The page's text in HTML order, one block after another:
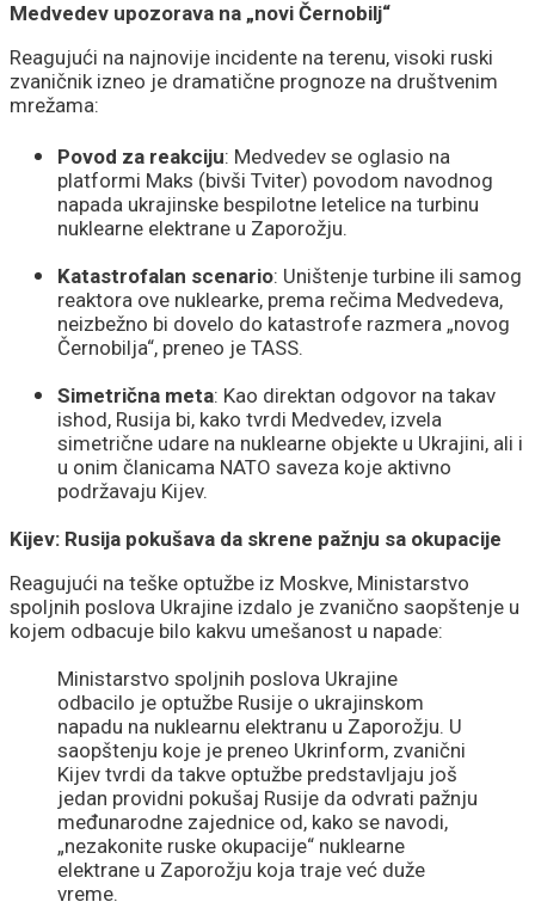
Medvedev upozorava na „novi Černobilj“
Reagujući na najnovije incidente na terenu, visoki ruski
zvaničnik izneo je dramatične prognoze na društvenim
mrežama:
Povod za reakciju: Medvedev se oglasio na
platformi Maks (bivši Tviter) povodom navodnog
napada ukrajinske bespilotne letelice na turbinu
nuklearne elektrane u Zaporožju.
Katastrofalan scenario: Uništenje turbine ili samog
reaktora ove nuklearke, prema rečima Medvedeva,
neizbežno bi dovelo do katastrofe razmera „novog
Černobilja“, preneo je TASS.
Simetrična meta: Kao direktan odgovor na takav
ishod, Rusija bi, kako tvrdi Medvedev, izvela
simetrične udare na nuklearne objekte u Ukrajini, ali i
u onim članicama NATO saveza koje aktivno
podržavaju Kijev.
Kijev: Rusija pokušava da skrene pažnju sa okupacije
Reagujući na teške optužbe iz Moskve, Ministarstvo
spoljnih poslova Ukrajine izdalo je zvanično saopštenje u
kojem odbacuje bilo kakvu umešanost u napade:
Ministarstvo spoljnih poslova Ukrajine
odbacilo je optužbe Rusije o ukrajinskom
napadu na nuklearnu elektranu u Zaporožju. U
saopštenju koje je preneo Ukrinform, zvanični
Kijev tvrdi da takve optužbe predstavljaju još
jedan providni pokušaj Rusije da odvrati pažnju
međunarodne zajednice od, kako se navodi,
„nezakonite ruske okupacije“ nuklearne
elektrane u Zaporožju koja traje već duže
vreme.